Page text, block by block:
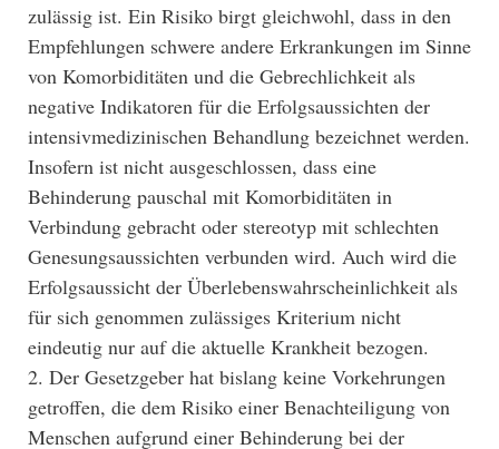
zulässig ist. Ein Risiko birgt gleichwohl, dass in den
Empfehlungen schwere andere Erkrankungen im Sinne
von Komorbiditäten und die Gebrechlichkeit als
negative Indikatoren für die Erfolgsaussichten der
intensivmedizinischen Behandlung bezeichnet werden.
Insofern ist nicht ausgeschlossen, dass eine
Behinderung pauschal mit Komorbiditäten in
Verbindung gebracht oder stereotyp mit schlechten
Genesungsaussichten verbunden wird. Auch wird die
Erfolgsaussicht der Überlebenswahrscheinlichkeit als
für sich genommen zulässiges Kriterium nicht
eindeutig nur auf die aktuelle Krankheit bezogen.
2. Der Gesetzgeber hat bislang keine Vorkehrungen
getroffen, die dem Risiko einer Benachteiligung von
Menschen aufgrund einer Behinderung bei der